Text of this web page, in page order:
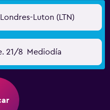
Luton (LTN)
21/8 Mediodía